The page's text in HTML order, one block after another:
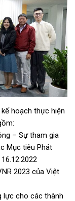
hoạch thực hiện
– Sự tham gia
Mục tiêu Phát
2023 của Việt
lực cho các thành